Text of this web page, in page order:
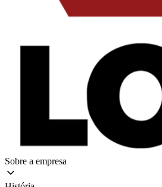
Sobre a empresa